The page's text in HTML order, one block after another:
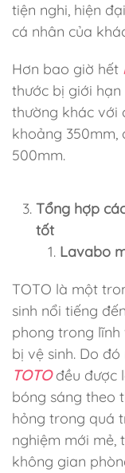
tiện nghi, hiện
cá nhân của
Hơn bao giờ hết
thước bị giới
thường khác với
khoảng 350mm,
500mm.
Tổng hợp
tốt
Lavabo
TOTO là một
sinh nổi tiếng
phong trong
bị vệ sinh. Do
TOTOđều được
bóng sáng theo
hỏng trong quá
nghiệm mới mẻ,
không gian